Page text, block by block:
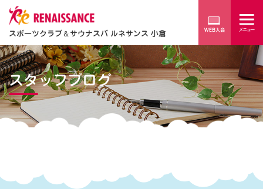
スポーツクラブ＆サウナスパ ルネサンス 小倉
スタッフブログ